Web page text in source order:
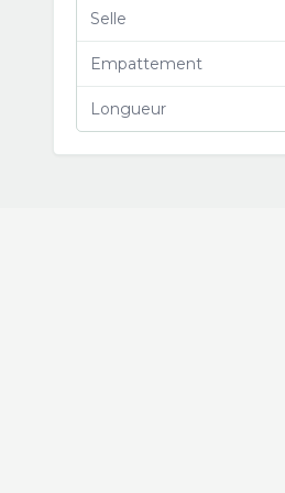
Selle
Empattement
Longueur